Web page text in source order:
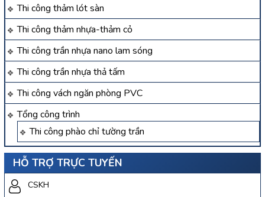
Thi công thảm lót sàn
Thi công thảm nhựa-thảm cỏ
Thi công trần nhựa nano lam sóng
Thi công trần nhựa thả tấm
Thi công vách ngăn phòng PVC
Tổng công trình
Thi công phào chỉ tường trần
HỖ TRỢ TRỰC TUYẾN
CSKH